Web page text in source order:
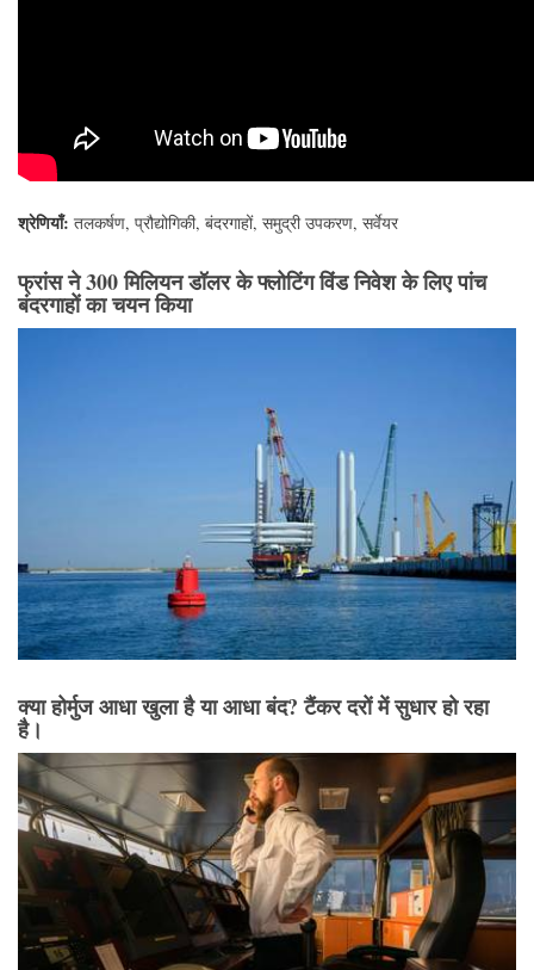
फ्रांस ने 300 मिलियन डॉलर के फ्लोटिंग विंड निवेश के लिए पांच
बंदरगाहों का चयन किया
क्या होर्मुज आधा खुला है या आधा बंद? टैंकर दरों में सुधार हो रहा
है।